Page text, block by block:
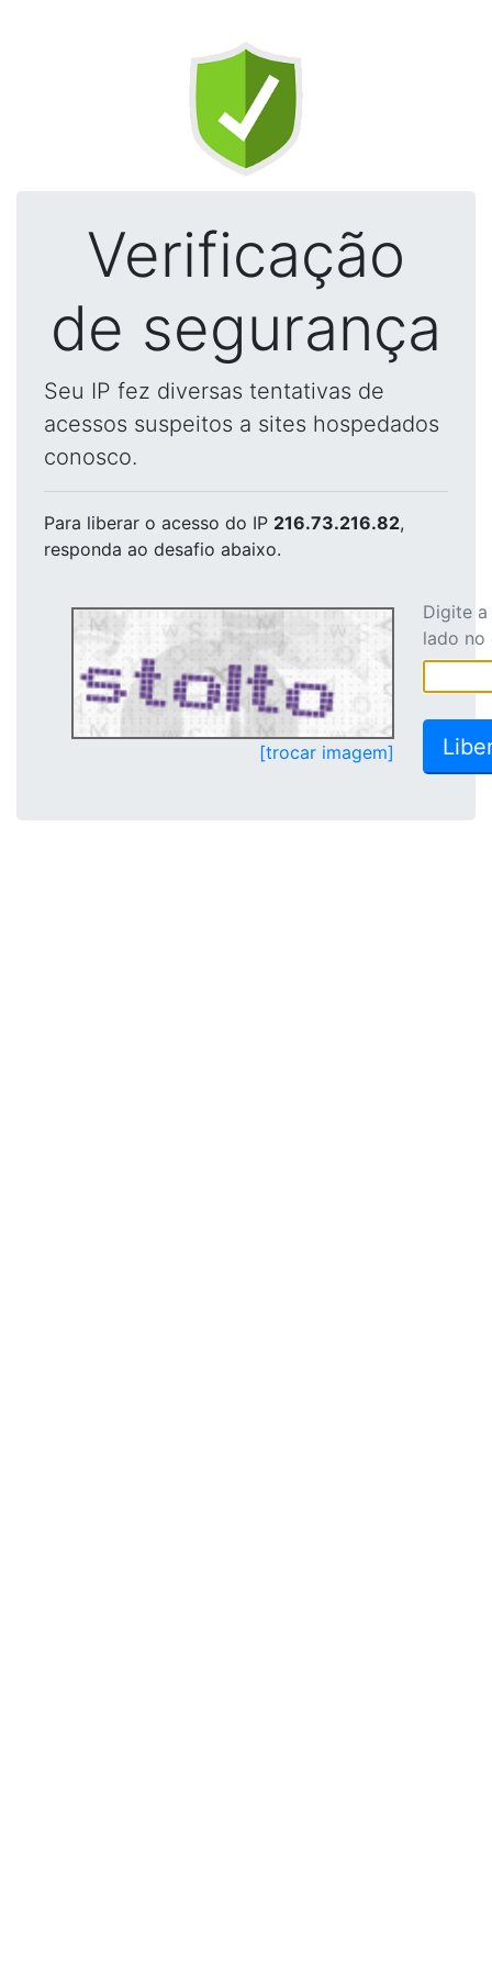
Verificação
de segurança
Seu IP fez diversas tentativas de
acessos suspeitos a sites hospedados
conosco.
Para liberar o acesso do IP 216.73.216.82,
responda ao desafio abaixo.
[trocar imagem]
Digite
lado no